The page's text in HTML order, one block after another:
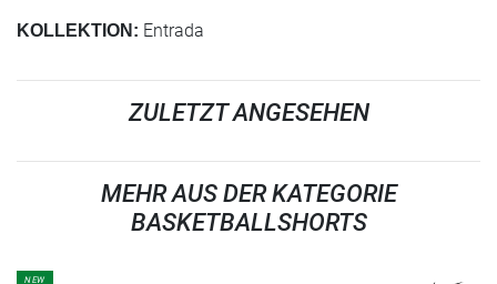
KOLLEKTION: Entrada
ZULETZT ANGESEHEN
MEHR AUS DER KATEGORIE
BASKETBALLSHORTS
NEW